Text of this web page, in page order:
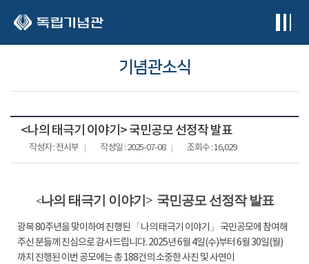
기념관소식
<나의 태극기 이야기> 국민공모 선정작 발표
작성자 : 전시부 작성일 : 2025-07-08 조회수 : 16,029
<나의 태극기 이야기 > 국민공모 선정작 발표
광복80주년을 맞이하여 진행된 「 나의 태극기 이야기」 국민공모에 참여해
주신 분들께 진심으로 감사드립니다. 2025년6월4일(수)부터 6월30일(월)
까지 진행된 이번 공모에는 총188건의 소중한 사진 및 사연이